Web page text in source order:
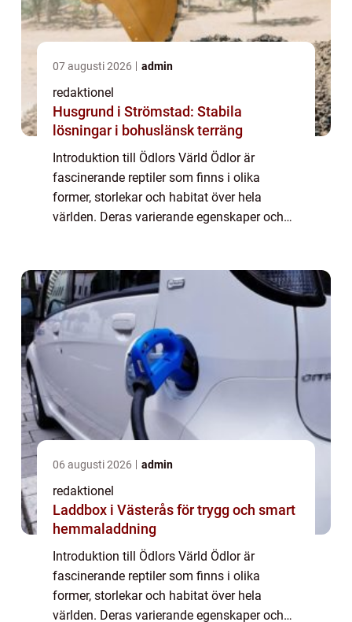
07 augusti 2026 admin
redaktionel
Husgrund i Strömstad: Stabila
lösningar i bohuslänsk terräng
Introduktion till Ödlors Värld Ödlor är
fascinerande reptiler som finns i olika
former, storlekar och habitat över hela
världen. Deras varierande egenskaper och
g...
06 augusti 2026 admin
redaktionel
Laddbox i Västerås för trygg och smart
hemmaladdning
Introduktion till Ödlors Värld Ödlor är
fascinerande reptiler som finns i olika
former, storlekar och habitat över hela
världen. Deras varierande egenskaper och